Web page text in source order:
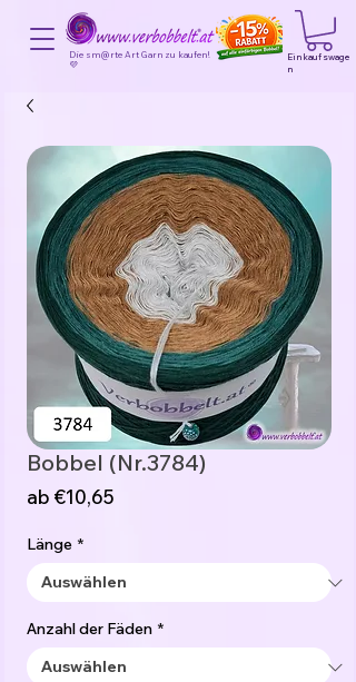
Die sm@rte Art Garn zu kaufen!
💜
Einkaufswage
n
Bobbel (Nr.3784)
ab €10,65
Länge *
Anzahl der Fäden *